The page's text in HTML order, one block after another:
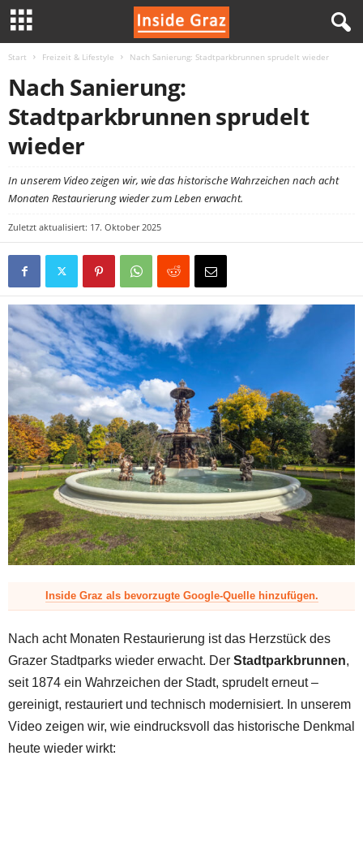
e
Start Freizeit & Lifestyle Nach Sanierung: Stadtparkbrunnen sprudelt wieder
Nach Sanierung:
Stadtparkbrunnen sprudelt
wieder
In unserem Video zeigen wir, wie das historische Wahrzeichen nach acht
Monaten Restaurierung wieder zum Leben erwacht.
Zuletzt aktualisiert: 17. Oktober 2025
Inside Graz als bevorzugte Google-Quelle hinzufügen.
Nach acht Monaten Restaurierung ist das Herzstück des
Grazer Stadtparks wieder erwacht. Der Stadtparkbrunnen,
seit 1874 ein Wahrzeichen der Stadt, sprudelt erneut –
gereinigt, restauriert und technisch modernisiert. In unserem
Video zeigen wir, wie eindrucksvoll das historische Denkmal
heute wieder wirkt: